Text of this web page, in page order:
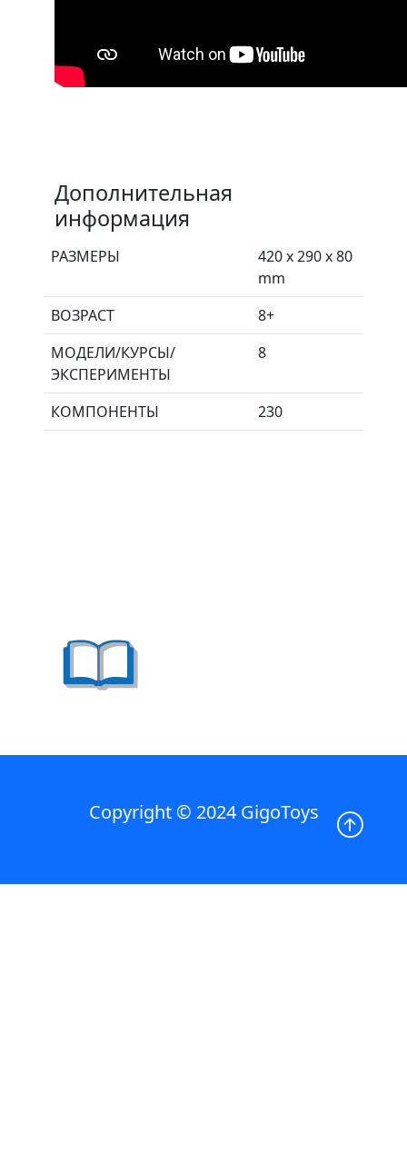
Дополнительная
информация
РАЗМЕРЫ
420 x 290 x 80
mm
ВОЗРАСТ
8+
МОДЕЛИ/КУРСЫ/
ЭКСПЕРИМЕНТЫ
8
КОМПОНЕНТЫ 230
Copyright © 2024 GigoToys